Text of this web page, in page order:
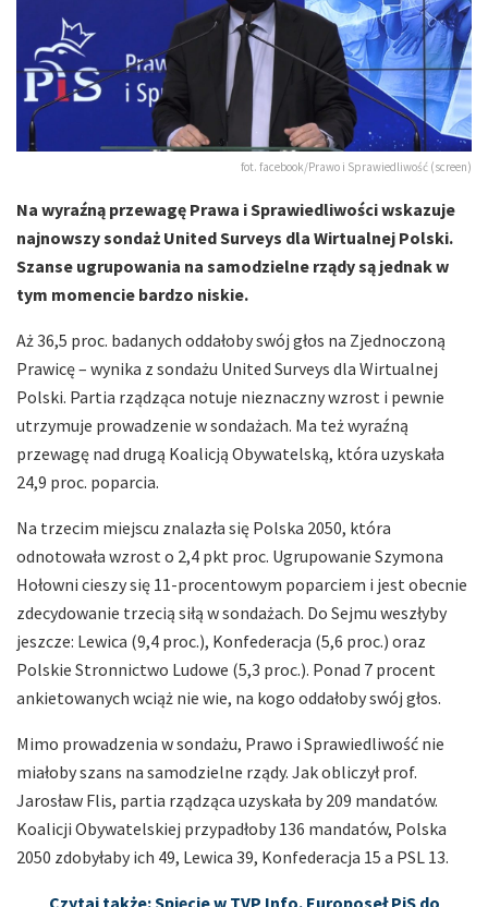
fot. facebook/Prawo i Sprawiedliwość (screen)
Na wyraźną przewagę Prawa i Sprawiedliwości wskazuje
najnowszy sondaż United Surveys dla Wirtualnej Polski.
Szanse ugrupowania na samodzielne rządy są jednak w
tym momencie bardzo niskie.
Aż 36,5 proc. badanych oddałoby swój głos na Zjednoczoną
Prawicę – wynika z sondażu United Surveys dla Wirtualnej
Polski. Partia rządząca notuje nieznaczny wzrost i pewnie
utrzymuje prowadzenie w sondażach. Ma też wyraźną
przewagę nad drugą Koalicją Obywatelską, która uzyskała
24,9 proc. poparcia.
Na trzecim miejscu znalazła się Polska 2050, która
odnotowała wzrost o 2,4 pkt proc. Ugrupowanie Szymona
Hołowni cieszy się 11-procentowym poparciem i jest obecnie
zdecydowanie trzecią siłą w sondażach. Do Sejmu weszłyby
jeszcze: Lewica (9,4 proc.), Konfederacja (5,6 proc.) oraz
Polskie Stronnictwo Ludowe (5,3 proc.). Ponad 7 procent
ankietowanych wciąż nie wie, na kogo oddałoby swój głos.
Mimo prowadzenia w sondażu, Prawo i Sprawiedliwość nie
miałoby szans na samodzielne rządy. Jak obliczył prof.
Jarosław Flis, partia rządząca uzyskała by 209 mandatów.
Koalicji Obywatelskiej przypadłoby 136 mandatów, Polska
2050 zdobyłaby ich 49, Lewica 39, Konfederacja 15 a PSL 13.